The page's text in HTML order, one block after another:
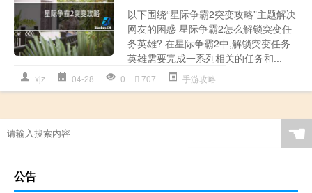
以下围绕“星际争霸2突变攻略”主题解决
网友的困惑 星际争霸2怎么解锁突变任
务英雄? 在星际争霸2中,解锁突变任务
英雄需要完成一系列相关的任务和...
xjz 04-28 0 707 手游攻略
☚
公告